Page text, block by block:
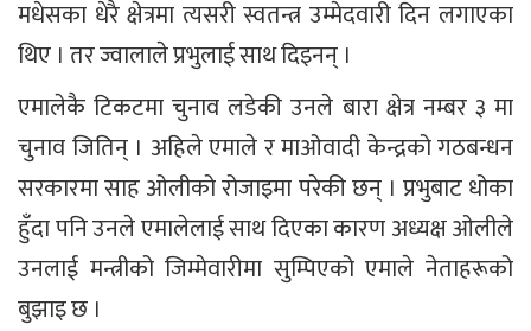
मधेसका धेरै क्षेत्रमा त्यसरी स्वतन्त्र उम्मेदवारी दिन लगाएका
थिए । तर ज्वालाले प्रभुलाई साथ दिइनन् ।
एमालेकै टिकटमा चुनाव लडेकी उनले बारा क्षेत्र नम्बर ३ मा
चुनाव जितिन् । अहिले एमाले र माओवादी केन्द्रको गठबन्धन
सरकारमा साह ओलीको रोजाइमा परेकी छन् । प्रभुबाट धोका
हुँदा पनि उनले एमालेलाई साथ दिएका कारण अध्यक्ष ओलीले
उनलाई मन्त्रीको जिम्मेवारीमा सुम्पिएको एमाले नेताहरूको
बुझाइ छ ।